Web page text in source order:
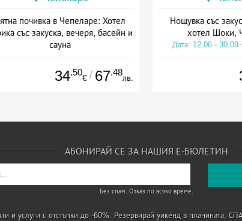
почивка в Чепеларе: Хотел
със закуска, вечеря, басейн и
сауна
34.50
€ / 67.48
лв.
Нощувка със
хотел Шоки,
Дата: 12.06 - 30.09
АБОНИРАЙ СЕ ЗА НАШИЯ Е-БЮЛЕТИН
Без спам. Отказ по всяко време.
и услуги с отстъпки до -60%. Резервирай уикенд в планината,